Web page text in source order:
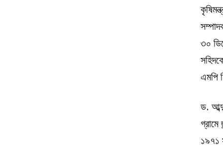
৩০
এমপি
ড.
১৯৭১